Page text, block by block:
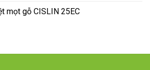
mọt gỗ CISLIN 25EC